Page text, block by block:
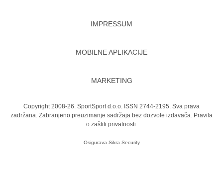
IMPRESSUM
MOBILNE APLIKACIJE
MARKETING
Copyright 2008-26. SportSport d.o.o. ISSN 2744-2195. Sva prava
zadržana. Zabranjeno preuzimanje sadržaja bez dozvole izdavača. Pravila
o zaštiti privatnosti.
Osigurava Sikra Security